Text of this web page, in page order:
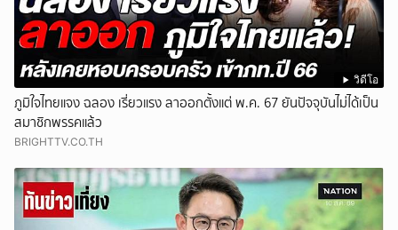
วิดีโอ
ภูมิใจไทยแจง ฉลอง เรี่ยวแรง ลาออกตั้งแต่ พ.ค. 67 ยันปัจจุบันไม่ได้เป็น
สมาชิกพรรคแล้ว
BRIGHTTV.CO.TH